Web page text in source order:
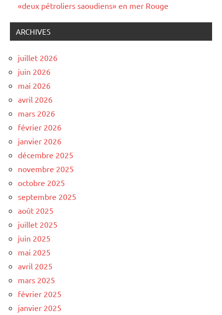
«deux pétroliers saoudiens» en mer Rouge
ARCHIVES
juillet 2026
juin 2026
mai 2026
avril 2026
mars 2026
février 2026
janvier 2026
décembre 2025
novembre 2025
octobre 2025
septembre 2025
août 2025
juillet 2025
juin 2025
mai 2025
avril 2025
mars 2025
février 2025
janvier 2025